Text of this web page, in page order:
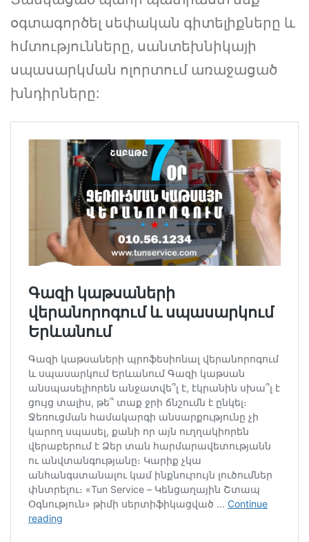
օգտագործել սեփական գիտելիքները և
հմտությունները, սանտեխնիկայի
սպասարկման ոլորտում առաջացած
խնդիրները: